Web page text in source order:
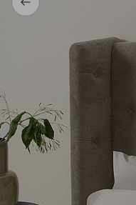
Powrót